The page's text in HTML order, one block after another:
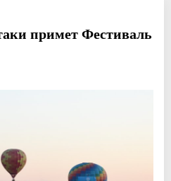
примет Фестиваль